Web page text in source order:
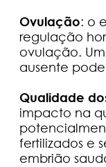
Ovulação: o
regulação
ovulação.
ausente
Qualidade
impacto na
fertilizados e
embrião